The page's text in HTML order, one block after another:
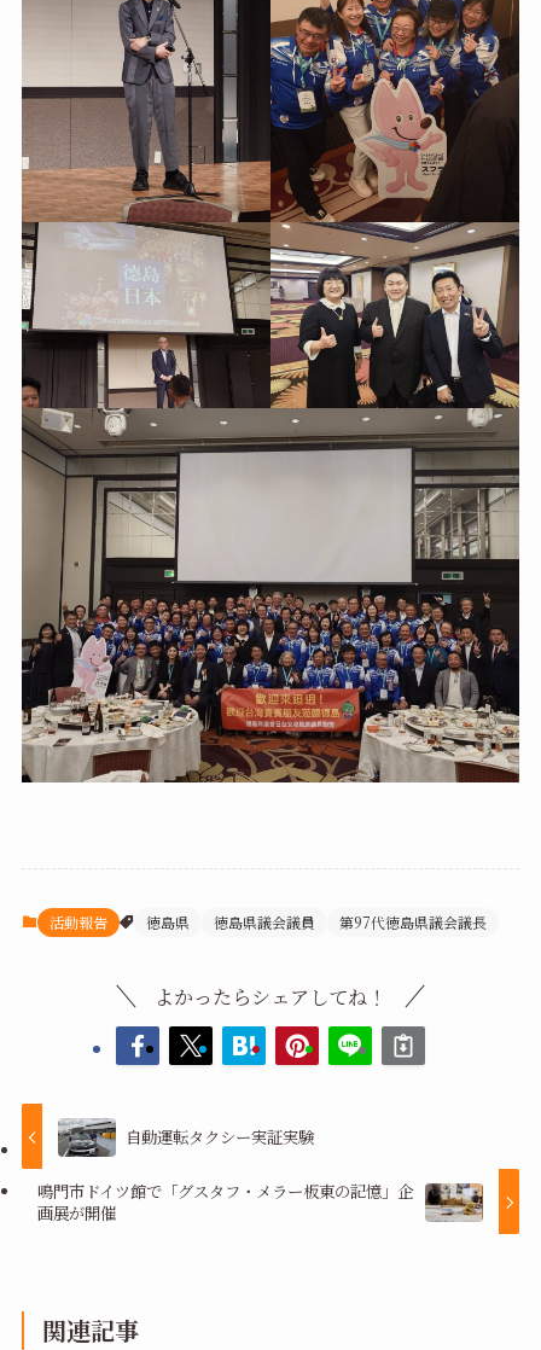
活動報告 徳島県 徳島県議会議員 第97代徳島県議会議長
よかったらシェアしてね！
自動運転タクシー実証実験
鳴門市ドイツ館で「グスタフ・メラー板東の記憶」企
画展が開催
関連記事